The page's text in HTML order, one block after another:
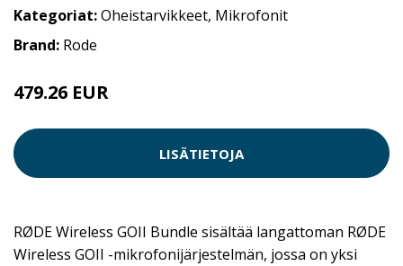
Kategoriat:Oheistarvikkeet, Mikrofonit
Brand: Rode
479.26 EUR
LISÄTIETOJA
RØDE Wireless GOII Bundle sisältää langattoman RØDE
Wireless GOII -mikrofonijärjestelmän, jossa on yksi